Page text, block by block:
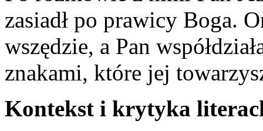
zasiadł po prawicy Boga.
wszędzie, a Pan
znakami, które jej
Kontekst i krytyka